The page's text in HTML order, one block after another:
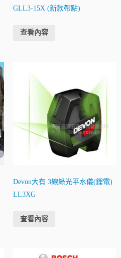
GLL3-15X (新款帶點)
查看內容
Devon大有 3線綠光平水儀(鋰電)
LL3XG
查看內容